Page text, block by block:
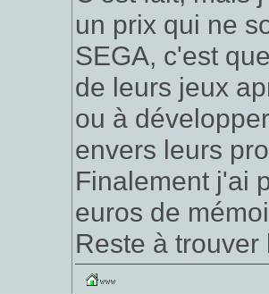
un prix qui ne
SEGA, c'est
de leurs jeux
ou à
envers leurs
Finalement j'ai
euros de
Reste à trouver